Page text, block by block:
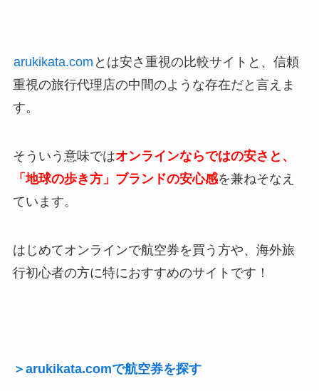
arukikata.com とは安さ重視の比較サイトと、信頼
重視の旅行代理店の中間のような存在だと言えま
す。
そういう意味ではオンラインならではの安さと、
「地球の歩き方」ブランドの安心感を兼ねそなえ
ています。
はじめてオンラインで航空券を買う方や、海外旅
行初心者の方に特におすすめのサイトです！
＞arukikata.comで航空券を探す